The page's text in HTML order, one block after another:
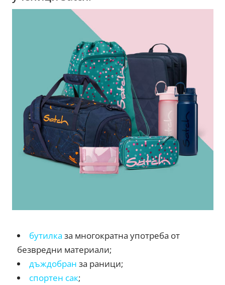
бутилка за многократна употреба от
безвредни материали;
дъждобран за раници;
спортен сак;